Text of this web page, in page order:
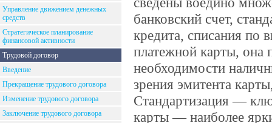
Управление движением денежных
средств
Стратегическое планирование
финансовой активности
Трудовой договор
Введение
Прекращение трудового договора
Изменение трудового договора
Заключение трудового договора
банковский счет,
кредита, списания по
платежной карты, она
необходимости
зрения эмитента
Стандартизация —
карты — наиболее